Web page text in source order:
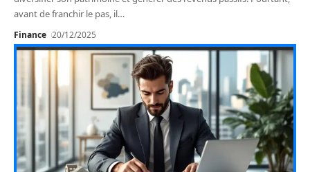
avant de franchir le pas, il…
Finance 20/12/2025